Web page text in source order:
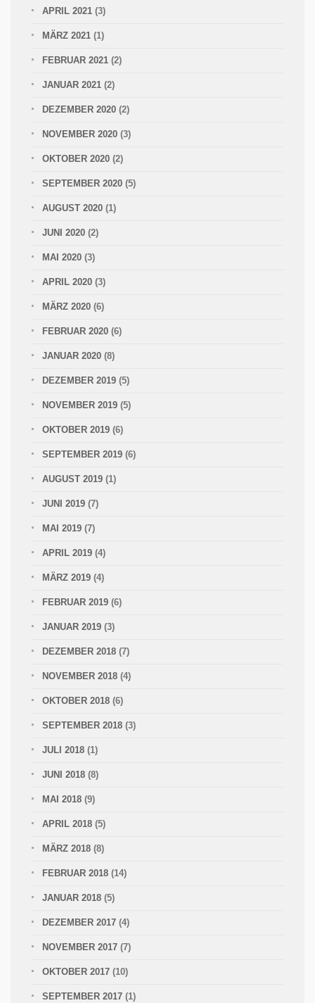
APRIL 2021 (3)
MÄRZ 2021 (1)
FEBRUAR 2021 (2)
JANUAR 2021 (2)
DEZEMBER 2020 (2)
NOVEMBER 2020 (3)
OKTOBER 2020 (2)
SEPTEMBER 2020 (5)
AUGUST 2020 (1)
JUNI 2020 (2)
MAI 2020 (3)
APRIL 2020 (3)
MÄRZ 2020 (6)
FEBRUAR 2020 (6)
JANUAR 2020 (8)
DEZEMBER 2019 (5)
NOVEMBER 2019 (5)
OKTOBER 2019 (6)
SEPTEMBER 2019 (6)
AUGUST 2019 (1)
JUNI 2019 (7)
MAI 2019 (7)
APRIL 2019 (4)
MÄRZ 2019 (4)
FEBRUAR 2019 (6)
JANUAR 2019 (3)
DEZEMBER 2018 (7)
NOVEMBER 2018 (4)
OKTOBER 2018 (6)
SEPTEMBER 2018 (3)
JULI 2018 (1)
JUNI 2018 (8)
MAI 2018 (9)
APRIL 2018 (5)
MÄRZ 2018 (8)
FEBRUAR 2018 (14)
JANUAR 2018 (5)
DEZEMBER 2017 (4)
NOVEMBER 2017 (7)
OKTOBER 2017 (10)
SEPTEMBER 2017 (1)